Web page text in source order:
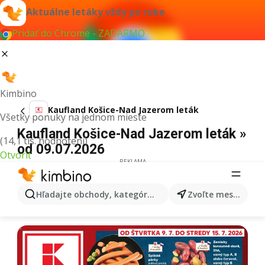
Aktuálne letáky vždy po ruke
Pridať do Chrome - ZADARMO
Kimbino
Všetky ponuky na jednom mieste
(14,1 tis. hodnotení)
Otvoriť
Hľadajte obchody, kategórie, produkty... Zvoľte mesto
Kaufland Košice-Nad Jazerom leták
Kaufland Košice-Nad Jazerom leták »
od 09.07.2026
REKLAMA